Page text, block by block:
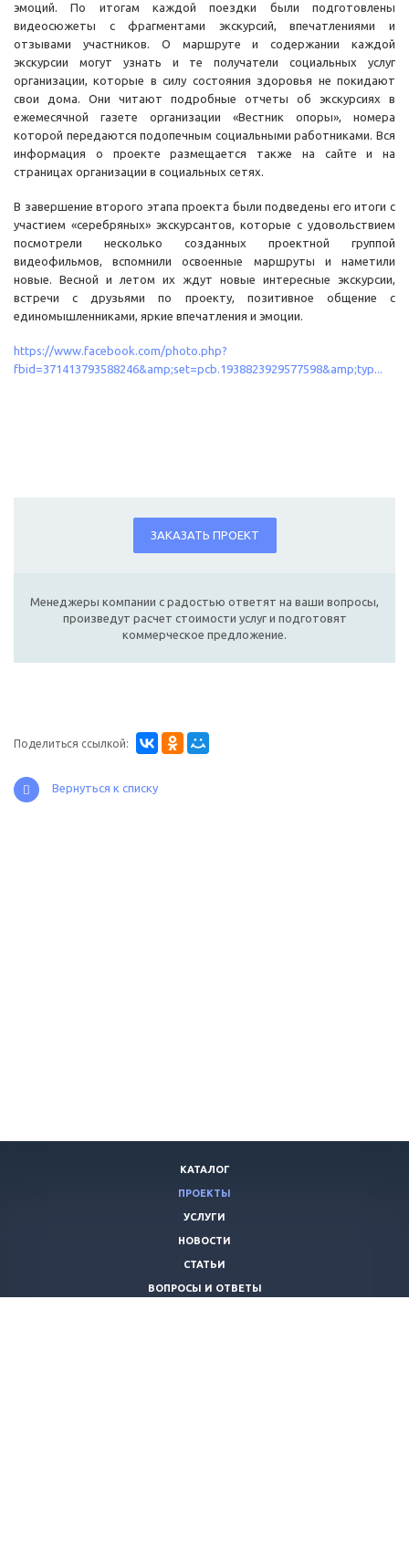
эмоций. По итогам каждой поездки были подготовлены
видеосюжеты с фрагментами экскурсий, впечатлениями и
отзывами участников. О маршруте и содержании каждой
экскурсии могут узнать и те получатели социальных услуг
организации, которые в силу состояния здоровья не покидают
свои дома. Они читают подробные отчеты об экскурсиях в
ежемесячной газете организации «Вестник опоры», номера
которой передаются подопечным социальными работниками. Вся
информация о проекте размещается также на сайте и на
страницах организации в социальных сетях.
В завершение второго этапа проекта были подведены его итоги с
участием «серебряных» экскурсантов, которые с удовольствием
посмотрели несколько созданных проектной группой
видеофильмов, вспомнили освоенные маршруты и наметили
новые. Весной и летом их ждут новые интересные экскурсии,
встречи с друзьями по проекту, позитивное общение с
единомышленниками, яркие впечатления и эмоции.
https://www.facebook.com/photo.php?
fbid=371413793588246&amp;set=pcb.1938823929577598&amp;typ...
ЗАКАЗАТЬ ПРОЕКТ
Менеджеры компании с радостью ответят на ваши вопросы,
произведут расчет стоимости услуг и подготовят
коммерческое предложение.
Поделиться ссылкой:
Вернуться к списку
КАТАЛОГ
ПРОЕКТЫ
УСЛУГИ
НОВОСТИ
СТАТЬИ
ВОПРОСЫ И ОТВЕТЫ